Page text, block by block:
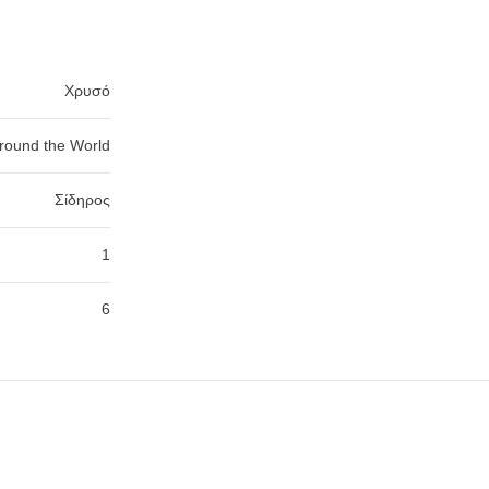
Χρυσό
the World
Σίδηρος
1
6